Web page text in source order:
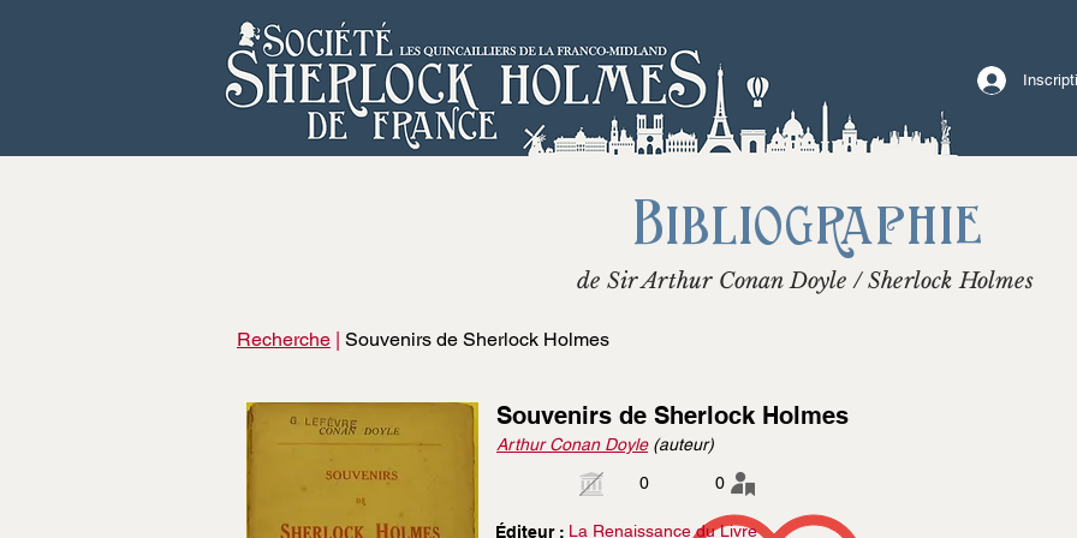
Bibliographie
de Sir Arthur Conan Doyle / Sherlock Holmes
Recherche | Souvenirs de Sherlock Holmes
Souvenirs de Sherlock Holmes
Arthur Conan Doyle(auteur)
0
0
Éditeur : La Renaissance du Livre